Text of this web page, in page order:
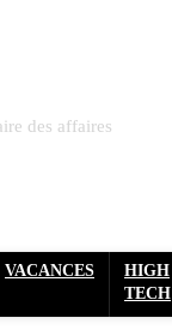
des affaires
VACANCES
HIGH
TECH